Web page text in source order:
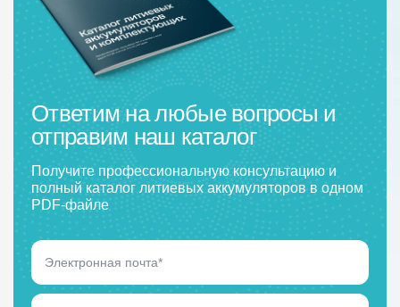
Ответим на любые вопросы и
отправим наш каталог
Получите профессиональную консультацию и
полный каталог литиевых аккумуляторов в одном
PDF-файле